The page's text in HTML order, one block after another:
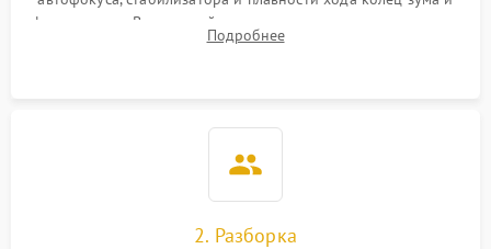
фокусировки. Визуальный осмотр линз на наличие царапин,
грибка, пыли и оценка состояния контактов байонета.
Подробнее
2. Разборка